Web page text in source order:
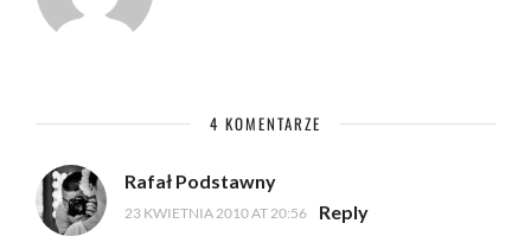
4 KOMENTARZE
Rafał Podstawny
23 KWIETNIA 2010 AT 20:56
Reply